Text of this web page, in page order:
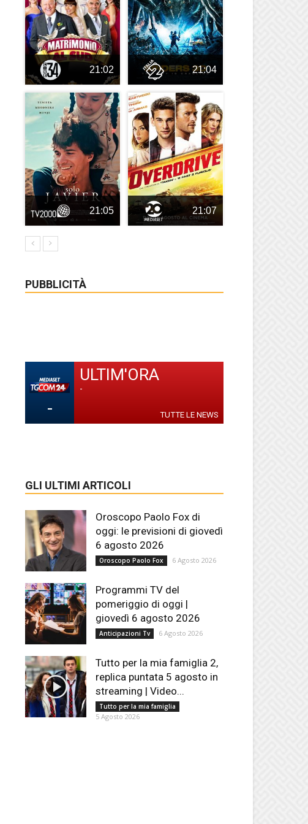
21:02 21:04
21:05 21:07
PUBBLICITÀ
-
ULTIM'ORA
-
TUTTE LE NEWS
GLI ULTIMI ARTICOLI
Oroscopo Paolo Fox di
oggi: le previsioni di giovedì
6 agosto 2026
Oroscopo Paolo Fox 6 Agosto 2026
Programmi TV del
pomeriggio di oggi |
giovedì 6 agosto 2026
Anticipazioni Tv 6 Agosto 2026
Tutto per la mia famiglia 2,
replica puntata 5 agosto in
streaming | Video...
Tutto per la mia famiglia
5 Agosto 2026